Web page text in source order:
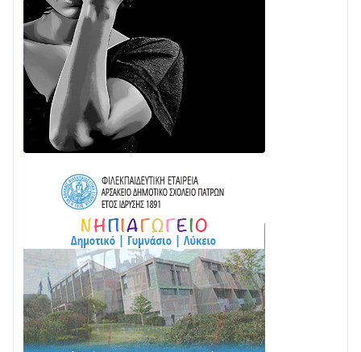
Διαβάστε την «Ναυπακτία» που κυκλοφορεί
24/07 • 11:31
ΕΚΤΑΚΤΟ – ΝΑΥΠΑΚΤΙΑ: ΣΥΝΑΓΕΡΜΟΣ ΣΤΗΝ
ΠΥΡΟΣΒΕΣΤΙΚΗ ΓΙΑ ΦΩΤΙΑ ΣΤΟΝ ΑΓΙΟ ΗΛΙΑ ΠΡΙΝ ΤΗ
ΓΡΑΝΙΤΣΑ
24/07 • 11:03
ΤΟ ΠΑΡΤΥ ΣΥΝΕΧΙΖΕΤΑΙ…
Στο σκοτάδι μεγάλο μέρος στο Λυγιά Ναυπάκτου
04/08 • 19:47
Σε τροχιά υλοποίησης η Παράκαμψη του Κέντρου
της Ναυπάκτου
04/08 • 12:08
Σε φουλ ρυθμούς το τμήμα Βόνιτσα – Άγιος Νικόλαος
| Αυτοψία Καββαδά
03/08 • 11:11